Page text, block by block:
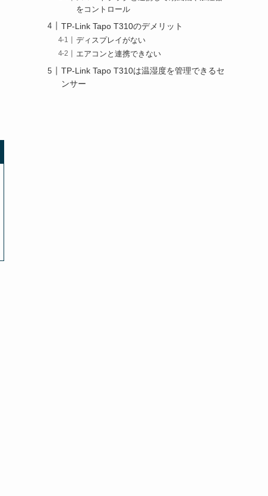
をコントロール
TP-Link Tapo T310のデメリット
ディスプレイがない
エアコンと連携できない
TP-Link Tapo T310は温湿度を管理できるセ
ンサー